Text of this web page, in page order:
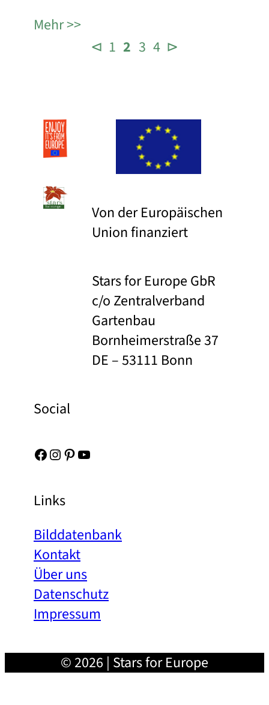
Mehr
⊲ 1 2 3 4 ⊳
Von der Europäischen
Union finanziert
Stars for Europe GbR
c/o Zentralverband
Gartenbau
Bornheimerstraße 37
DE – 53111 Bonn
Social
Facebook Instagram Pinterest YouTube
Links
Bilddatenbank
Kontakt
Über uns
Datenschutz
Impressum
© 2026 | Stars for Europe